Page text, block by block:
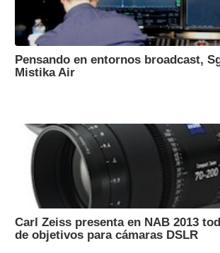
Pensando en entornos broadcast,
Mistika Air
Carl Zeiss presenta en NAB 2013
de objetivos para cámaras DSLR